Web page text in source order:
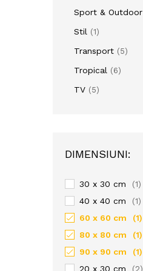
Sport & Outdoor
Stil (1)
Transport (5)
Tropical (6)
TV (5)
DIMENSIUNI:
30 x 30 cm (1)
40 x 40 cm (1)
60 x 60 cm (1)
80 x 80 cm (1)
90 x 90 cm (1)
20 x 30 cm (2)